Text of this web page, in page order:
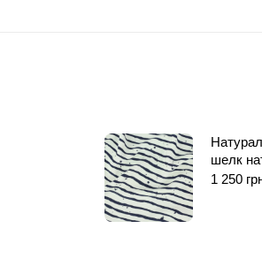
шелк
1 250